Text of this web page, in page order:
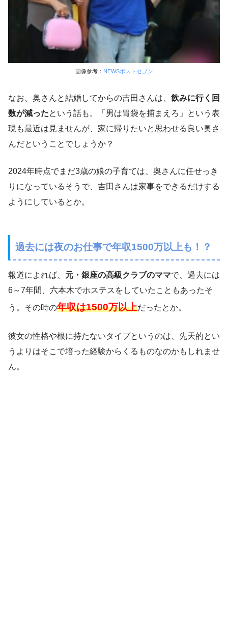
画像参考： NEWSポストセブン
なお、奥さんと結婚してからの吉田さんは、 飲みに行く回
数が減ったという話も。「男は胃袋を捕まえろ」という表
現も最近は見ませんが、家に帰りたいと思わせる良い奥さ
んだということでしょうか？
2024年時点でまだ3歳の娘の子育ては、奥さんに任せっき
りになっているそうで、吉田さんは家事をできるだけする
ようにしているとか。
過去には夜のお仕事で年収1500万以上も！？
報道によれば、 元・銀座の高級クラブのママで、過去には
6～7年間、六本木でホステスをしていたこともあったそ
う。その時の年収は1500万以上だったとか。
彼女の性格や根に持たないタイプというのは、先天的とい
うよりはそこで培った経験からくるものなのかもしれませ
ん。